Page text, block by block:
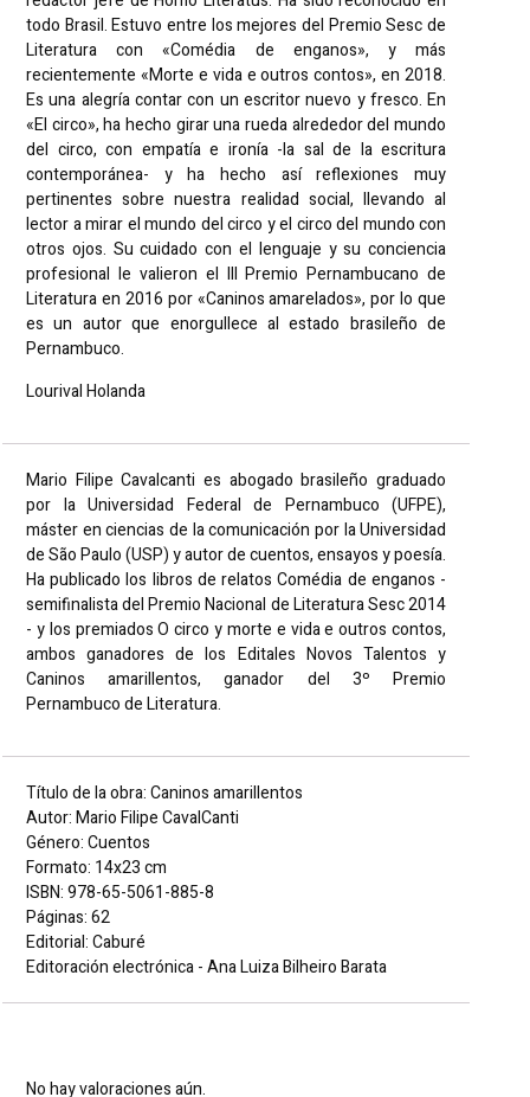
todo Brasil. Estuvo entre los mejores del Premio Sesc de
Literatura con «Comédia de enganos», y más
recientemente «Morte e vida e outros contos», en 2018.
Es una alegría contar con un escritor nuevo y fresco. En
«El circo», ha hecho girar una rueda alrededor del mundo
del circo, con empatía e ironía -la sal de la escritura
contemporánea- y ha hecho así reflexiones muy
pertinentes sobre nuestra realidad social, llevando al
lector a mirar el mundo del circo y el circo del mundo con
otros ojos. Su cuidado con el lenguaje y su conciencia
profesional le valieron el III Premio Pernambucano de
Literatura en 2016 por «Caninos amarelados», por lo que
es un autor que enorgullece al estado brasileño de
Pernambuco.
Lourival Holanda
Mario Filipe Cavalcanti es abogado brasileño graduado
por la Universidad Federal de Pernambuco (UFPE),
máster en ciencias de la comunicación por la Universidad
de São Paulo (USP) y autor de cuentos, ensayos y poesía.
Ha publicado los libros de relatos Comédia de enganos -
semifinalista del Premio Nacional de Literatura Sesc 2014
- y los premiados O circo y morte e vida e outros contos,
ambos ganadores de los Editales Novos Talentos y
Caninos amarillentos, ganador del 3º Premio
Pernambuco de Literatura.
Título de la obra: Caninos amarillentos
Autor: Mario Filipe CavalCanti
Género: Cuentos
Formato: 14x23 cm
ISBN: 978-65-5061-885-8
Páginas: 62
Editorial: Caburé
Editoración electrónica - Ana Luiza Bilheiro Barata
No hay valoraciones aún.